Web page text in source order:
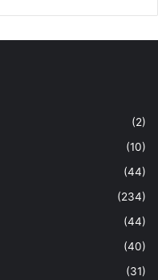
(2)
(10)
(44)
(234)
(44)
(40)
(31)